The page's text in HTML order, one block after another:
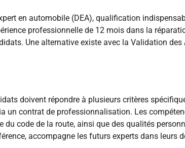
en automobile (DEA), qualification
professionnelle de 12 mois dans la
Une alternative existe avec la Validation
doivent répondre à plusieurs critères
un contrat de professionnalisation. Les
code de la route, ainsi que des qualités
accompagne les futurs experts dans leurs